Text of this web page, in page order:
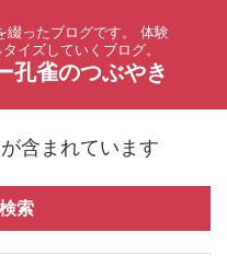
綴ったブログです。 体験
イズしていくブログ。
孔雀のつぶやき
含まれています
索